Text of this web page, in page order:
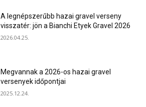
A legnépszerűbb hazai gravel verseny
visszatér: jön a Bianchi Etyek Gravel 2026
2026.04.25.
Megvannak a 2026-os hazai gravel
versenyek időpontjai
2025.12.24.